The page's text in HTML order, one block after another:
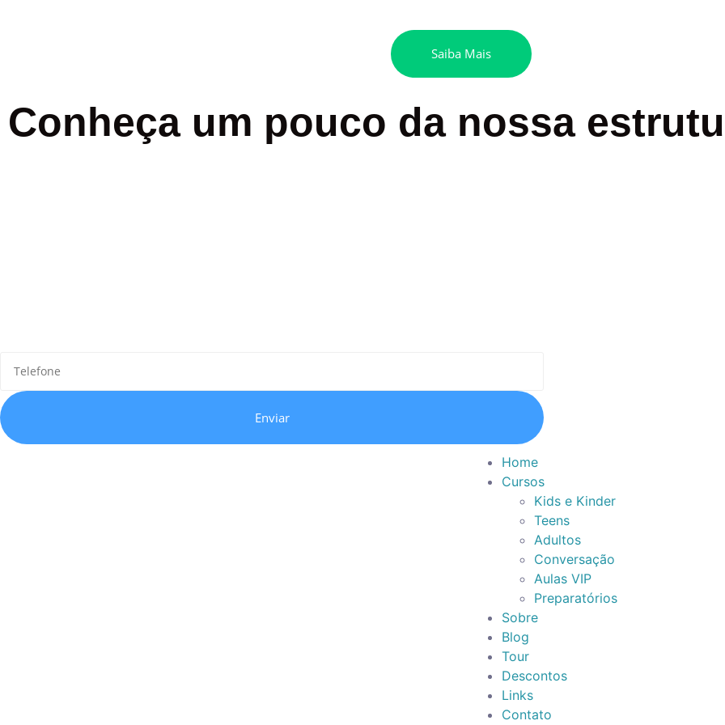
Saiba Mais
Conheça um pouco da nossa
Enviar
Home
Cursos
Kids e Kinder
Teens
Adultos
Conversação
Aulas VIP
Preparatórios
Sobre
Blog
Tour
Descontos
Links
Contato